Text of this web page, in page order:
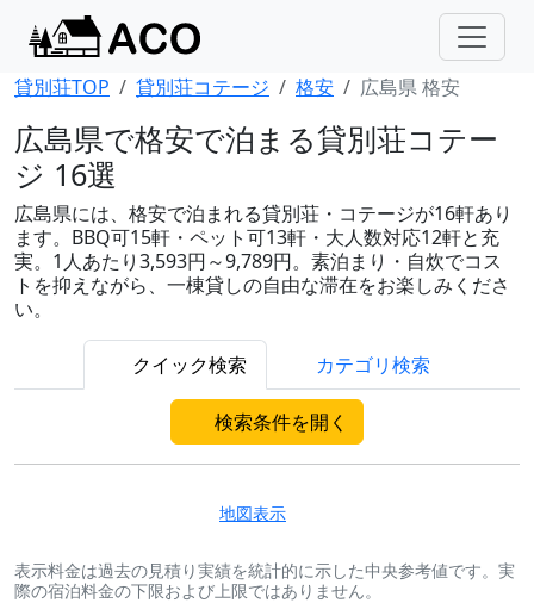
貸別荘TOP 貸別荘コテージ 格安 広島県 格安
広島県で格安で泊まる貸別荘コテー
ジ 16選
広島県には、格安で泊まれる貸別荘・コテージが16軒あり
ます。BBQ可15軒・ペット可13軒・大人数対応12軒と充
実。1人あたり3,593円～9,789円。素泊まり・自炊でコス
トを抑えながら、一棟貸しの自由な滞在をお楽しみくださ
い。
クイック検索 カテゴリ検索
検索条件を開く
地図表示
表示料金は過去の見積り実績を統計的に示した中央参考値です。実
際の宿泊料金の下限および上限ではありません。